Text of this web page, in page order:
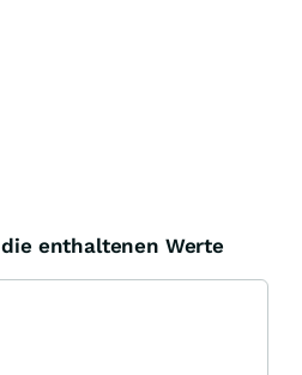
enthaltenen Werte